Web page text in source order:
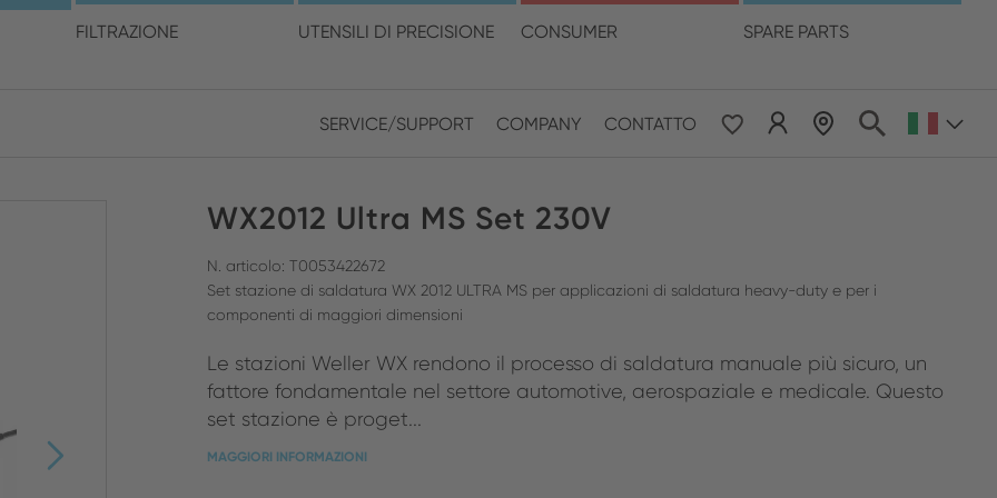
FILTRAZIONE UTENSILI DI PRECISIONE CONSUMER SPARE PARTS
CHIUDI RICERCA
SERVICE/SUPPORT COMPANY CONTATTO
la posizione e la lingua
Asia & Pacific
CHINESE
WX2012 Ultra MS Set 230V
N. articolo: T0053422672
Set stazione di saldatura WX 2012 ULTRA MS per applicazioni di saldatura heavy-duty e per i
componenti di maggiori dimensioni
Le stazioni Weller WX rendono il processo di saldatura manuale più sicuro, un
fattore fondamentale nel settore automotive, aerospaziale e medicale. Questo
set stazione è proget...
MAGGIORI INFORMAZIONI